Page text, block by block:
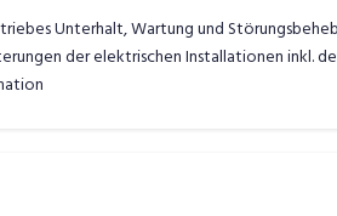
Unterhalt, Wartung und
der elektrischen Installationen inkl.